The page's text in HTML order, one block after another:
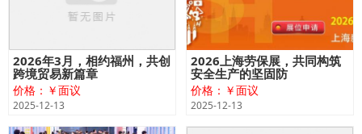
2026年3月，相约福州，共创
跨境贸易新篇章
价格：￥面议
2025-12-13
2026上海劳保展，共同构筑
安全生产的坚固防
价格：￥面议
2025-12-13